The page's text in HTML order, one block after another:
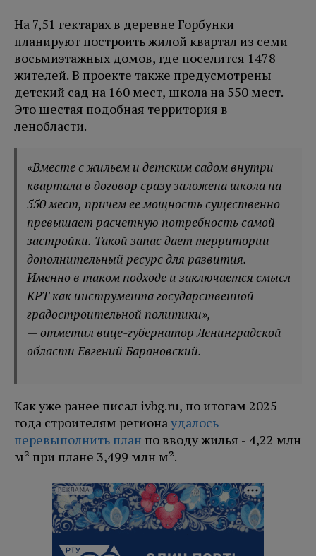
На 7,51 гектарах в деревне Горбунки
планируют построить жилой квартал из семи
восьмиэтажных домов, где поселится 1478
жителей. В проекте также предусмотрены
детский сад на 160 мест, школа на 550 мест.
Это шестая подобная территория в
ленобласти.
«Вместе с жильем и детским садом внутри
квартала в договор сразу заложена школа на
550 мест, причем ее мощность существенно
превышает расчетную потребность самой
застройки. Такой запас дает территории
дополнительный ресурс для развития.
Именно в таком подходе и заключается смысл
КРТ как инструмента государственной
градостроительной политики»,
— отметил вице-губернатор Ленинградской
области Евгений Барановский.
Как уже ранее писал ivbg.ru, по итогам 2025
года строителям регионаудалось
перевыполнить план по вводу жилья - 4,22 млн
м² при плане 3,499 млн м².
РЕКЛАМА